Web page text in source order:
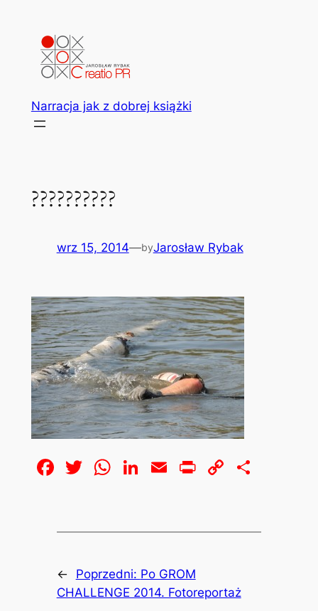
Narracja jak z dobrej książki
??????????
wrz 15, 2014—byJarosław Rybak
Facebook
Twitter
WhatsApp
LinkedIn
EmailPrintCopy
← Poprzedni: Po GROM
CHALLENGE 2014. Fotoreportaż